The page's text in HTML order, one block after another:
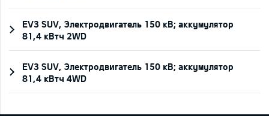
EV3 SUV, Электродвигатель 150 кВ; aккумулятор
81,4 кВтч 2WD
EV3 SUV, Электродвигатель 150 кВ; aккумулятор
81,4 кВтч 4WD